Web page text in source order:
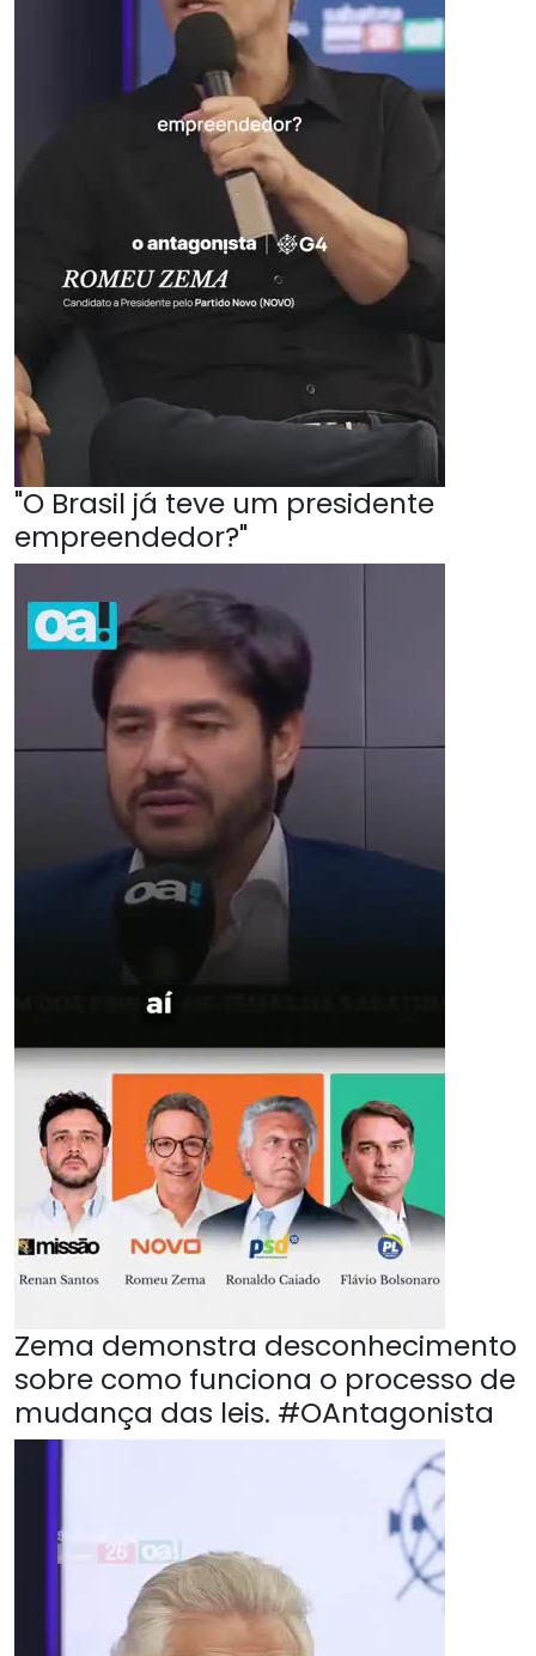
"O Brasil já teve um presidente
empreendedor?"
Zema demonstra desconhecimento
sobre como funciona o processo de
mudança das leis. #OAntagonista